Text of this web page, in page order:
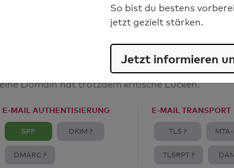
Domain hat trotzdem kritische Lücken.
E-MAIL AUTHENTISIERUNG
SPF DKIM ?
DMARC ?
E-MAIL TRANSPORT
TLS ? MTA-
TLSRPT ?
So bist du bestens
jetzt gezielt stärken.
Jetzt informieren